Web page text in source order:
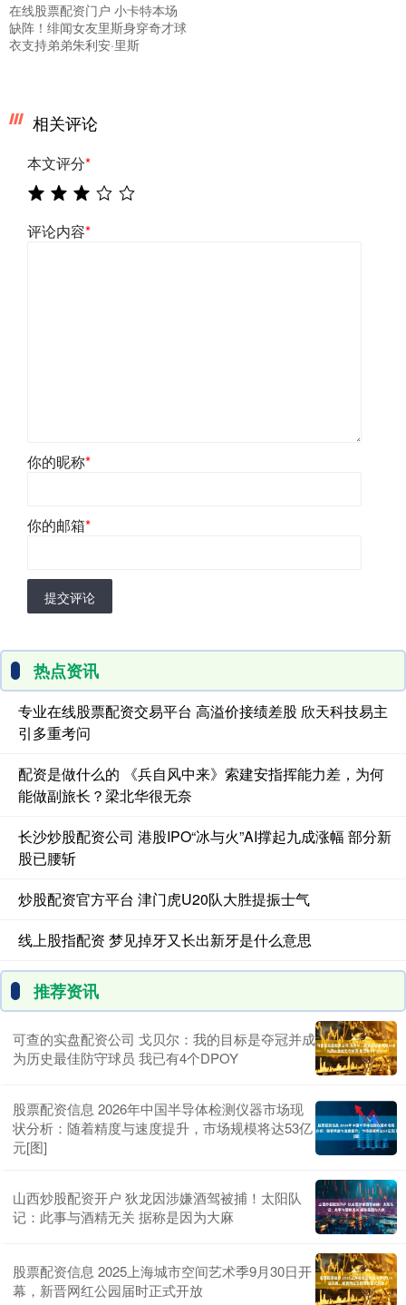
在线股票配资门户 小卡特本场
缺阵！绯闻女友里斯身穿奇才球
衣支持弟弟朱利安·里斯
相关评论
本文评分*
评论内容*
你的昵称*
你的邮箱*
提交评论
热点资讯
专业在线股票配资交易平台 高溢价接绩差股 欣天科技易主
引多重考问
配资是做什么的 《兵自风中来》索建安指挥能力差，为何
能做副旅长？梁北华很无奈
长沙炒股配资公司 港股IPO“冰与火”AI撑起九成涨幅 部分新
股已腰斩
炒股配资官方平台 津门虎U20队大胜提振士气
线上股指配资 梦见掉牙又长出新牙是什么意思
推荐资讯
可查的实盘配资公司 戈贝尔：我的目标是夺冠并成
为历史最佳防守球员 我已有4个DPOY
股票配资信息 2026年中国半导体检测仪器市场现
状分析：随着精度与速度提升，市场规模将达53亿
元[图]
山西炒股配资开户 狄龙因涉嫌酒驾被捕！太阳队
记：此事与酒精无关 据称是因为大麻
股票配资信息 2025上海城市空间艺术季9月30日开
幕，新晋网红公园届时正式开放